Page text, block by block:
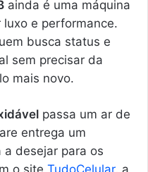
ainda é uma máquina
e performance.
busca status e
sem precisar da
mais novo.
passa um ar de
entrega um
a desejar para os
o site TudoCelular, a